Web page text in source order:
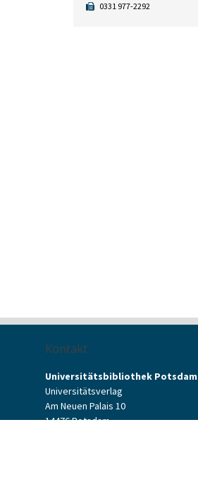
0331 977-2292
Kontakt
Universitätsbibliothek Potsdam
Universitätsverlag
Am Neuen Palais 10
14476 Potsdam